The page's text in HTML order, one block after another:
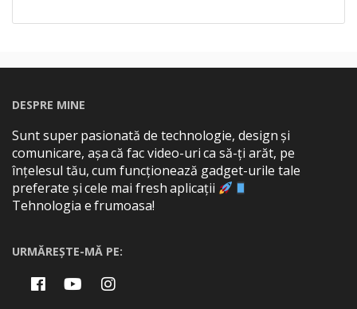
DESPRE MINE
Sunt super pasionată de technologie, design și
comunicare, așa că fac video-uri ca să-ți arăt, pe
înțelesul tău, cum funcționează gadget-urile tale
preferate și cele mai fresh aplicații
Tehnologia e frumoasa!
URMĂREȘTE-MĂ PE: